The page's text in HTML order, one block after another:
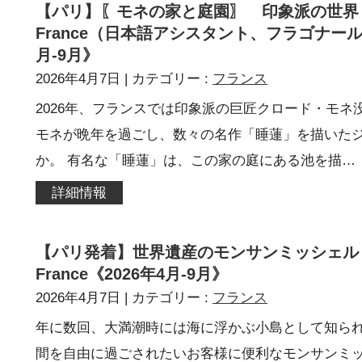
【パリ】〖モネの家と庭園〗 印象派の世
France（日本語アシスタント、フラゴナー
月-9月》
2026年4月7日 | カテゴリー : フランス
2026年、フランスでは印象派の巨匠クロード・モネ
モネが晩年を過ごし、数々の名作「睡蓮」を描いた
か。 有名な「睡蓮」は、この家の庭にある池を描…
詳細情報
【パリ発着】世界遺産のモンサンミッシ
France《2026年4月-9月》
2026年4月7日 | カテゴリー : フランス
年に数回、大満潮時には海に浮かぶ小島として知ら
間を自由に過ごされたいお客様に便利なモンサンミ